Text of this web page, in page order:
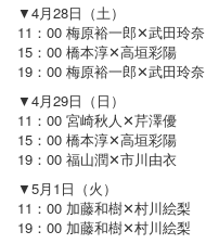
▼4月28日（土）
11：00 梅原裕一郎✕武田玲奈
15：00 橋本淳✕高垣彩陽
19：00 梅原裕一郎✕武田玲奈
▼4月29日（日）
11：00 宮崎秋人✕芹澤優
15：00 橋本淳✕高垣彩陽
19：00 福山潤✕市川由衣
▼5月1日（火）
11：00 加藤和樹✕村川絵梨
19：00 加藤和樹✕村川絵梨